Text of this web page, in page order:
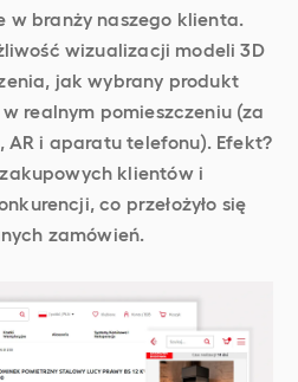
w branży naszego klienta.
wizualizacji modeli 3D
jak wybrany produkt
realnym pomieszczeniu (za
AR i aparatu telefonu). Efekt?
klientów i
co przełożyło się
zamówień.